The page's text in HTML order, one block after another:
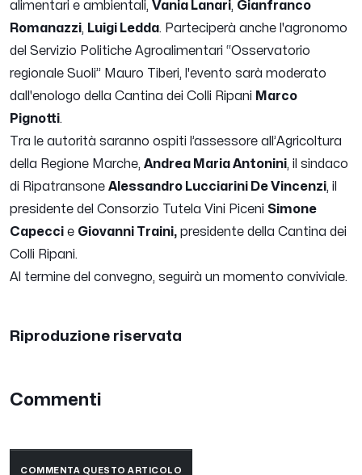
alimentari e ambientali, Vania Lanari, Gianfranco
Romanazzi, Luigi Ledda. Parteciperà anche l'agronomo
del Servizio Politiche Agroalimentari “Osservatorio
regionale Suoli” Mauro Tiberi, l'evento sarà moderato
dall'enologo della Cantina dei Colli Ripani Marco
Pignotti.
Tra le autorità saranno ospiti l’assessore all’Agricoltura
della Regione Marche, Andrea Maria Antonini, il sindaco
di Ripatransone Alessandro Lucciarini De Vincenzi, il
presidente del Consorzio Tutela Vini Piceni Simone
Capecci e Giovanni Traini, presidente della Cantina dei
Colli Ripani.
Al termine del convegno, seguirà un momento conviviale.
Riproduzione riservata
Commenti
COMMENTA QUESTO ARTICOLO